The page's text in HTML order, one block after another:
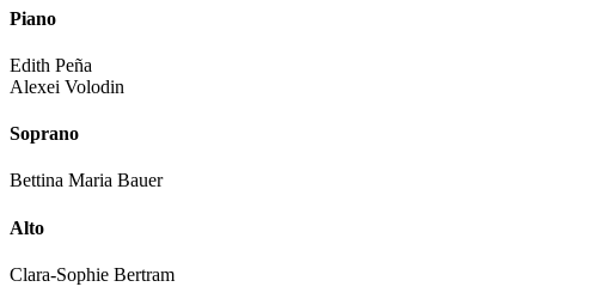
Piano
Edith Peña
Alexei Volodin
Soprano
Bettina Maria Bauer
Alto
Clara-Sophie Bertram